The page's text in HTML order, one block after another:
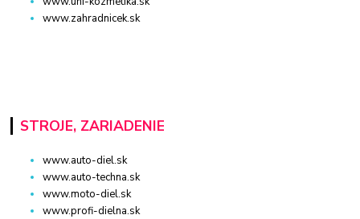
www.zahradnicek.sk
STROJE, ZARIADENIE
www.auto-diel.sk
www.auto-techna.sk
www.moto-diel.sk
www.profi-dielna.sk